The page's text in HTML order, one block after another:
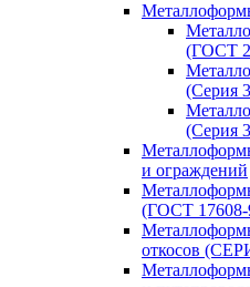
(ГОСТ
(Серия
(Серия
и ограждений
(ГОСТ 17608-
откосов